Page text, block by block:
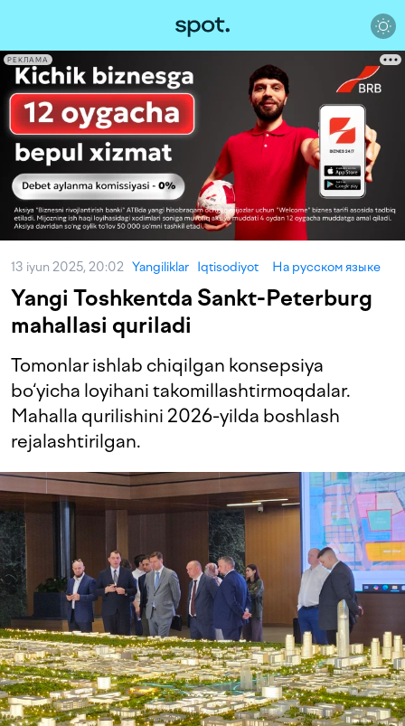
РЕКЛАМА
13 iyun 2025, 20:02 Yangiliklar Iqtisodiyot На русском языке
Yangi Toshkentda Sankt-Peterburg
mahallasi quriladi
Tomonlar ishlab chiqilgan konsepsiya
bo‘yicha loyihani takomillashtirmoqdalar.
Mahalla qurilishini 2026-yilda boshlash
rejalashtirilgan.